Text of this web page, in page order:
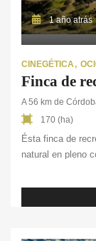
1 año atrás
CINEGÉTICA
A 56 km de
170 (ha)
Ésta finca de
natural en pleno
montañosa, con
paisajes de